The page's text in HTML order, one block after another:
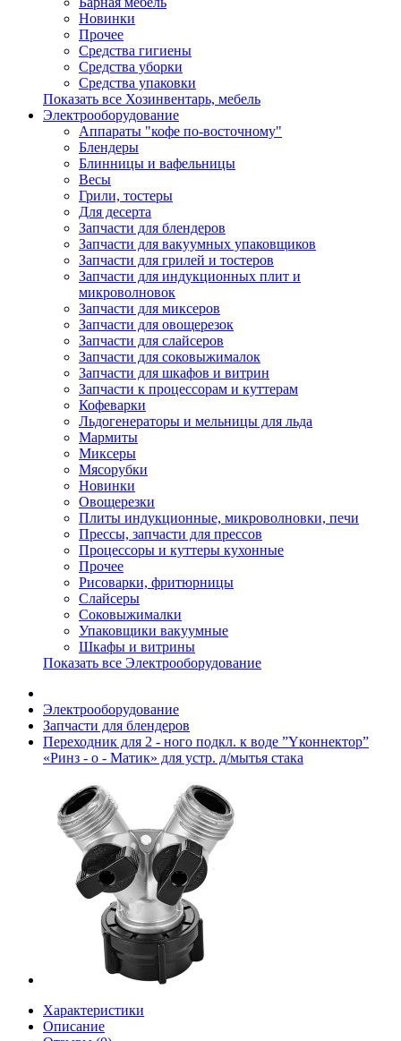
Новинки
Прочее
Средства гигиены
Средства уборки
Средства упаковки
Показать все Хозинвентарь, мебель
Электрооборудование
Аппараты "кофе по-восточному"
Блендеры
Блинницы и вафельницы
Весы
Грили, тостеры
Для десерта
Запчасти для блендеров
Запчасти для вакуумных упаковщиков
Запчасти для грилей и тостеров
Запчасти для индукционных плит и
микроволновок
Запчасти для миксеров
Запчасти для овощерезок
Запчасти для слайсеров
Запчасти для соковыжималок
Запчасти для шкафов и витрин
Запчасти к процессорам и куттерам
Кофеварки
Льдогенераторы и мельницы для льда
Мармиты
Миксеры
Мясорубки
Новинки
Овощерезки
Плиты индукционные, микроволновки, печи
Прессы, запчасти для прессов
Процессоры и куттеры кухонные
Прочее
Рисоварки, фритюрницы
Слайсеры
Соковыжималки
Упаковщики вакуумные
Шкафы и витрины
Показать все Электрооборудование
Электрооборудование
Запчасти для блендеров
Переходник для 2 - ного подкл. к воде ”Yконнектор”
«Ринз - о - Матик» для устр. д/мытья стака
Характеристики
Описание